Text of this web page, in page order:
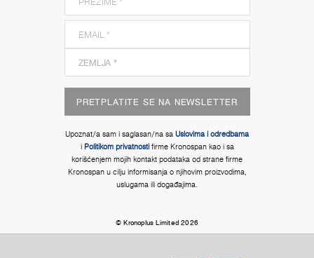
PRETPLATITE SE NA NEWSLETTER
Upoznat/a sam i saglasan/na sa Uslovima i odredbama
i Politikom privatnostifirme Kronospan kao i sa
korišćenjem mojih kontakt podataka od strane firme
Kronospan u cilju informisanja o njihovim proizvodima,
uslugama ili događajima.
© Kronoplus Limited 2026